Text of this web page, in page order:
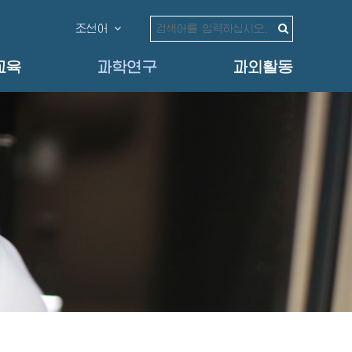
조선어
육 과학연구 과외활동